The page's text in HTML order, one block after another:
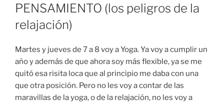
PENSAMIENTO (los peligros de la
relajación)
Martes y jueves de 7 a 8 voy a Yoga. Ya voy a cumplir un
año y además de que ahora soy más flexible, ya se me
quitó esa risita loca que al principio me daba con una
que otra posición. Pero no les voy a contar de las
maravillas de la yoga, o de la relajación, no les voy a